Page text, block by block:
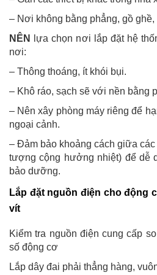
– Nơi không bằng phẳng, gồ ghề,
NÊN
lựa chọn nơi lắp đặt hệ
nơi:
– Thông thoáng, ít khói bụi.
– Khô ráo, sạch sẽ với nền bằng
– Nên xây phòng máy riêng để
ngoại cảnh.
– Đảm bảo khoảng cách giữa
tượng cộng hưởng nhiệt) để dễ
bảo dưỡng.
Lắp đặt nguồn điện cho động
vít
Kiểm tra nguồn điện cung cấp
số động cơ
Lắp dây đai phải thẳng hàng,